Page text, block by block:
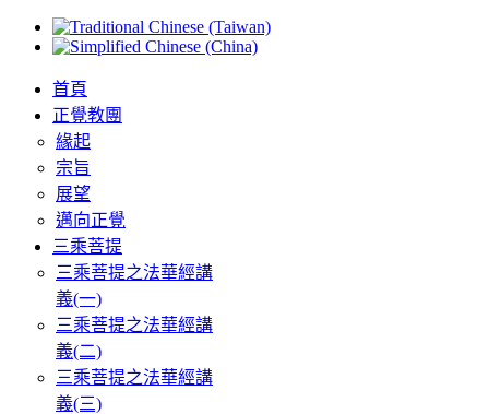
首頁
正覺教團
緣起
宗旨
展望
邁向正覺
三乘菩提
三乘菩提之法華經講
義(一)
三乘菩提之法華經講
義(二)
三乘菩提之法華經講
義(三)